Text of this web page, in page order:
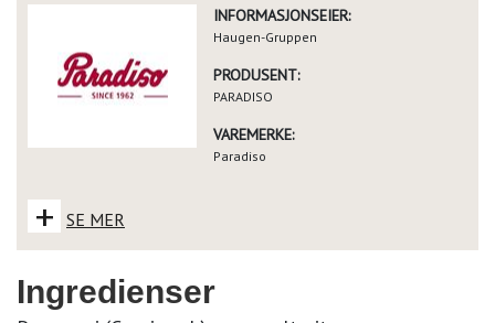
INFORMASJONSEIER:
Haugen-Gruppen
PRODUSENT:
PARADISO
VAREMERKE:
Paradiso
+ SE MER
Ingredienser